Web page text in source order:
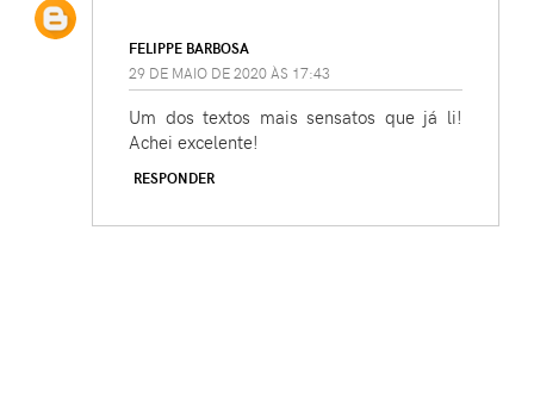
FELIPPE BARBOSA
29 DE MAIO DE 2020 ÀS 17:43
Um dos textos mais sensatos que já li!
Achei excelente!
RESPONDER